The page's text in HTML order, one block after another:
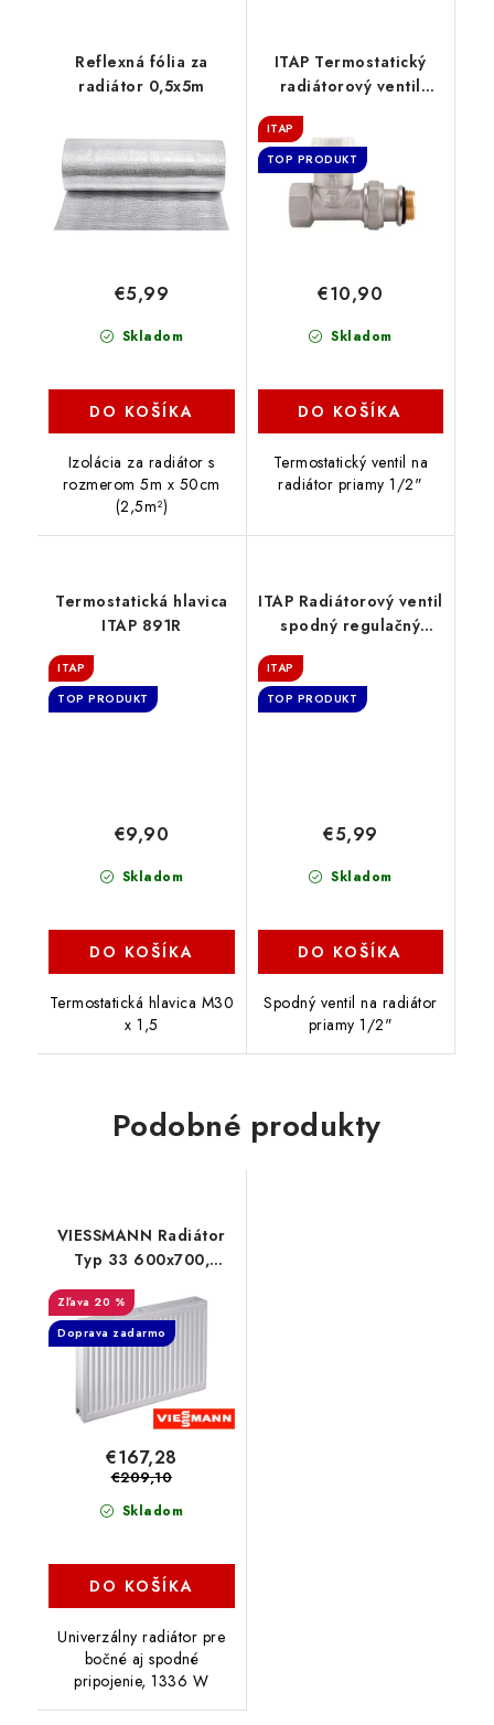
Reflexná fólia za
radiátor 0,5x5m
Skladom
€5,99
DO KOŠÍKA
Izolácia za radiátor s
rozmerom 5m x 50cm
(2,5m²)
ITAP Termostatický
radiátorový ventil
ITAP
TOP PRODUKT
Skladom
€10,90
DO KOŠÍKA
Termostatický ventil na
radiátor priamy 1/2"
Termostatická hlavica
ITAP 891R
ITAP
TOP PRODUKT
Skladom
€9,90
DO KOŠÍKA
Termostatická hlavica M30
x 1,5
ITAP Radiátorový ventil
spodný regulačný
ITAP
TOP PRODUKT
Skladom
€5,99
DO KOŠÍKA
Spodný ventil na radiátor
priamy 1/2"
Podobné produkty
VIESSMANN Radiátor
Typ 33 600x700,
7572469
20 %
Doprava zadarmo
Skladom
€167,28
€209,10
DO KOŠÍKA
Univerzálny radiátor pre
bočné aj spodné
pripojenie, 1336 W